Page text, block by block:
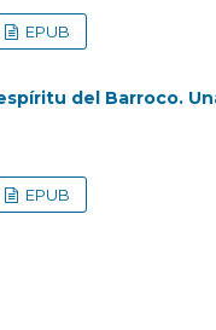
EPUB
del Barroco.
EPUB